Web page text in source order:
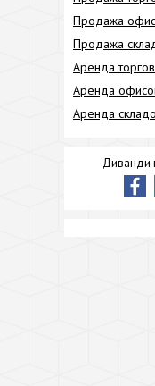
Продажа
Продажа
Аренда
Аренда
Аренда
Диванди